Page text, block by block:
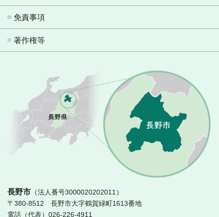
免責事項
著作権等
長野市 （法人番号3000020202011）
〒380-8512 長野市大字鶴賀緑町1613番地
電話（代表）026-226-4911